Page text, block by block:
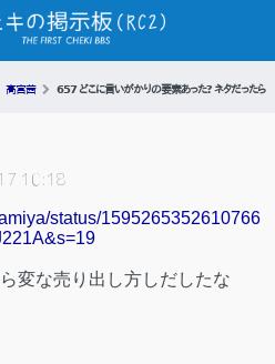
高宮茜
657 どこに言いがかりの要素あった? ネタだったら
10:18
status/1595265352610766
変な売り出し方しだしたな